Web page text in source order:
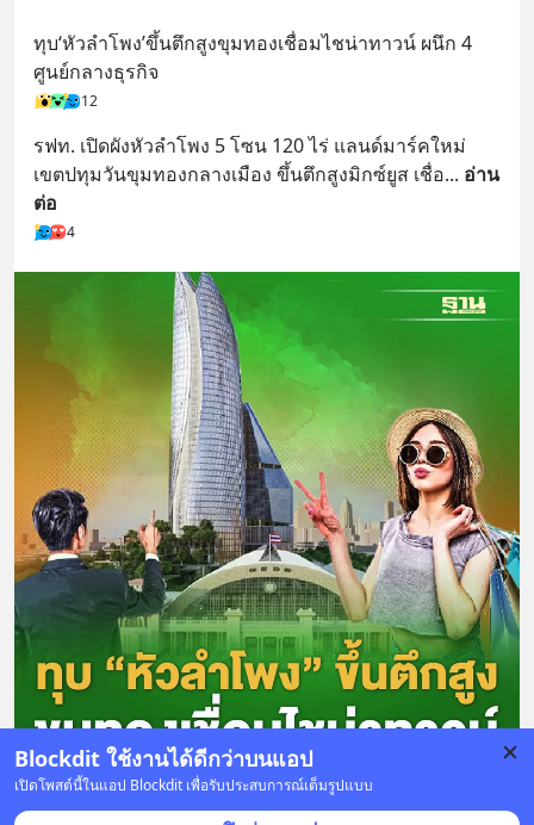
Blockdit ใช้งานได้ดีกว่าบนแอป
เปิดโพสต์นี้ในแอป Blockdit เพื่อรับประสบการณ์เต็มรูปแบบ
ทุบ‘หัวลำโพง’ขึ้นตึกสูงขุมทองเชื่อมไชน่าทาวน์ ผนึก 4
ศูนย์กลางธุรกิจ
12
รฟท. เปิดผังหัวลำโพง 5 โซน 120 ไร่ แลนด์มาร์คใหม่
เขตปทุมวันขุมทองกลางเมือง ขึ้นตึกสูงมิกซ์ยูส เชื่อ... อ่าน
ต่อ
4
65 บันทึก 51 27 141